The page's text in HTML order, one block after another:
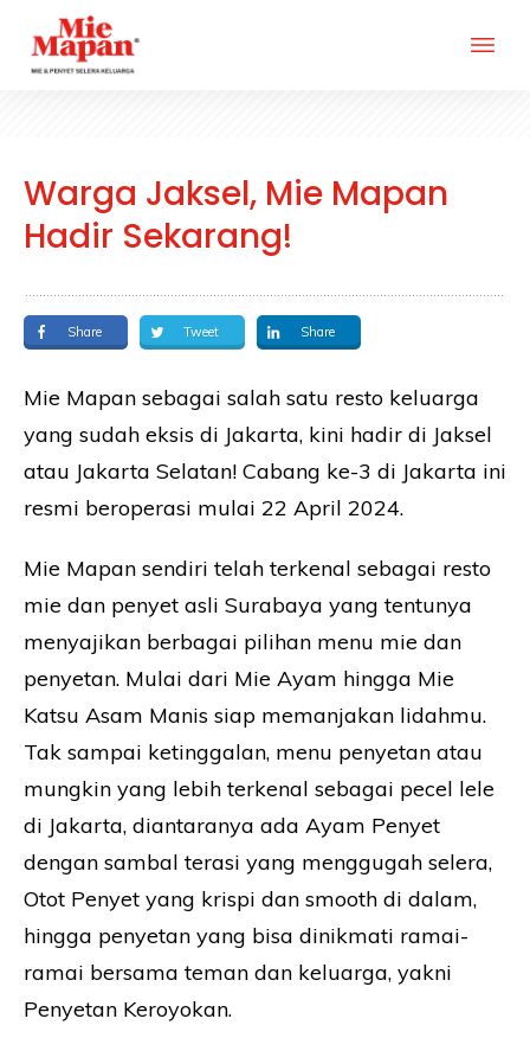
Warga Jaksel, Mie Mapan
Hadir Sekarang!
Share Tweet Share
Mie Mapan sebagai salah satu resto keluarga
yang sudah eksis di Jakarta, kini hadir di Jaksel
atau Jakarta Selatan! Cabang ke-3 di Jakarta ini
resmi beroperasi mulai 22 April 2024.
Mie Mapan sendiri telah terkenal sebagai resto
mie dan penyet asli Surabaya yang tentunya
menyajikan berbagai pilihan menu mie dan
penyetan. Mulai dari Mie Ayam hingga Mie
Katsu Asam Manis siap memanjakan lidahmu.
Tak sampai ketinggalan, menu penyetan atau
mungkin yang lebih terkenal sebagai pecel lele
di Jakarta, diantaranya ada Ayam Penyet
dengan sambal terasi yang menggugah selera,
Otot Penyet yang krispi dan smooth di dalam,
hingga penyetan yang bisa dinikmati ramai-
ramai bersama teman dan keluarga, yakni
Penyetan Keroyokan.